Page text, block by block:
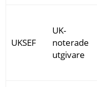
UKSEF
UK-
noterade
utgivare